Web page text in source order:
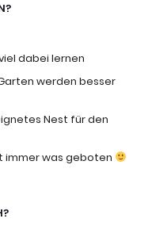
dabei lernen
werden besser
Nest für den
immer was geboten